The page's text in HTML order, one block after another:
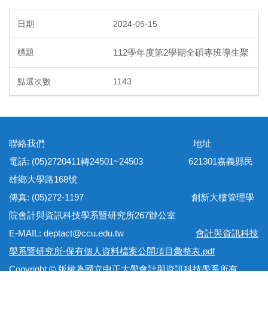
2024-05-15
112學年度第2學期全碩專班導生聚
1143
聯絡我們 地址
電話: (05)2720411轉24501~24503 621301嘉義縣民
雄鄉大學路168號
傳真: (05)272-1197 創新大樓管理學
院會計與資訊科技學系暨研究所267辦公室
E-MAIL: deptact@ccu.edu.tw 會計與資訊科技
學系暨研究所-保有個人資料檔案公開項目彙整表.pdf
Copyright © 版權為國立中正大學會計與資訊科技學系所有